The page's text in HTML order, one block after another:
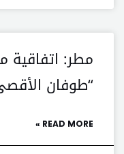
مطر: اتفاقية
“طوفان
READ MORE »